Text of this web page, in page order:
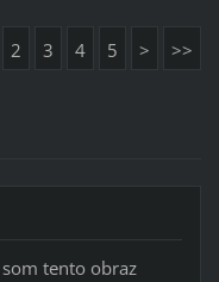
2 3 4 5 > >>
tento obraz